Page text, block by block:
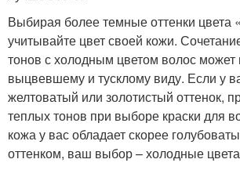
Выбирая более темные оттенки цвета
учитывайте цвет своей кожи.
тонов с холодным цветом волос может
выцвевшему и тусклому виду. Если у
желтоватый или золотистый оттенок,
теплых тонов при выборе краски для
кожа у вас обладает скорее
оттенком, ваш выбор – холодные